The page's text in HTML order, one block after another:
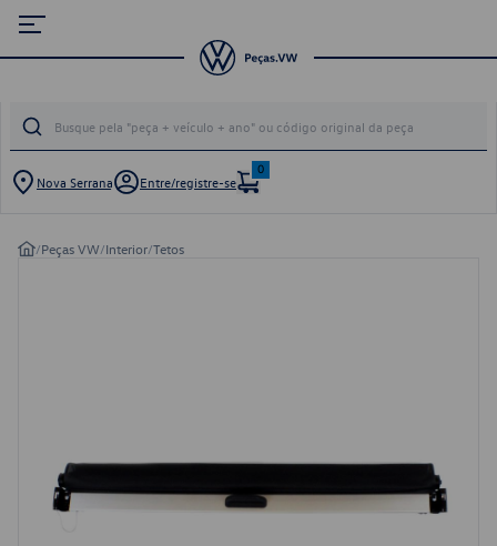
Nova Serrana Entre/registre-se
0
/Peças VW/Interior/Tetos